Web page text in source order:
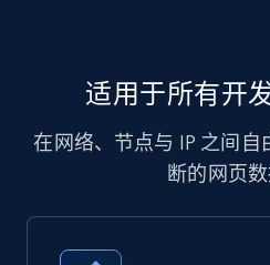
适用于所有开
在网络、节点与 IP 之间
断的网页数